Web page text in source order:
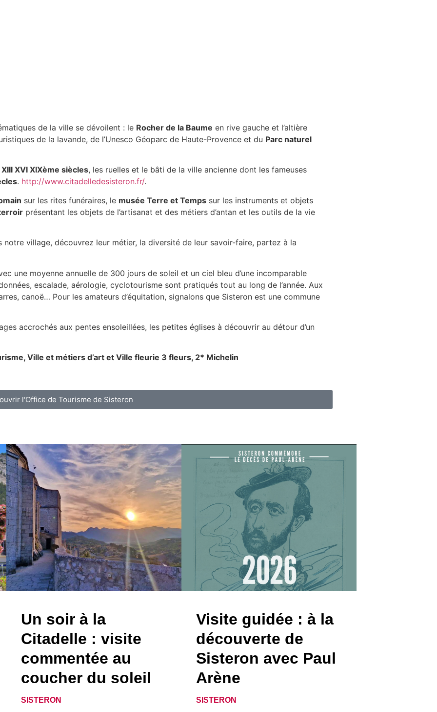
de la ville se dévoilent : le Rocher de la Baume en rive gauche et l’altière
de la lavande, de l’Unesco Géoparc de Haute-Provence et du Parc naturel
XVI XIXème siècles, les ruelles et le bâti de la ville ancienne dont les fameuses
. http://www.citadelledesisteron.fr/.
sur les rites funéraires, le musée Terre et Temps sur les instruments et objets
présentant les objets de l’artisanat et des métiers d’antan et les outils de la vie
notre village, découvrez leur métier, la diversité de leur savoir-faire, partez à la
une moyenne annuelle de 300 jours de soleil et un ciel bleu d’une incomparable
escalade, aérologie, cyclotourisme sont pratiqués tout au long de l’année. Aux
canoë… Pour les amateurs d’équitation, signalons que Sisteron est une commune
accrochés aux pentes ensoleillées, les petites églises à découvrir au détour d’un
Ville et métiers d’art et Ville fleurie 3 fleurs, 2* Michelin
l'Office de Tourisme de Sisteron
Un soir à la
Citadelle : visite
commentée au
coucher du soleil
SISTERON
Visite guidée : à la
découverte de
Sisteron avec Paul
Arène
SISTERON